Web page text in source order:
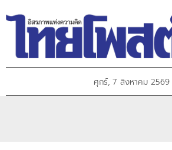
ศุกร์, 7 สิงหาคม 2569